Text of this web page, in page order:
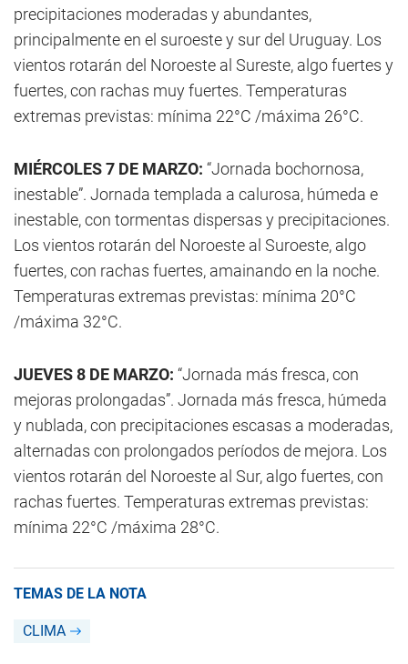
precipitaciones moderadas y abundantes,
principalmente en el suroeste y sur del Uruguay. Los
vientos rotarán del Noroeste al Sureste, algo fuertes y
fuertes, con rachas muy fuertes. Temperaturas
extremas previstas: mínima 22°C /máxima 26°C.
MIÉRCOLES 7 DE MARZO: “Jornada bochornosa,
inestable”. Jornada templada a calurosa, húmeda e
inestable, con tormentas dispersas y precipitaciones.
Los vientos rotarán del Noroeste al Suroeste, algo
fuertes, con rachas fuertes, amainando en la noche.
Temperaturas extremas previstas: mínima 20°C
/máxima 32°C.
JUEVES 8 DE MARZO: “Jornada más fresca, con
mejoras prolongadas”. Jornada más fresca, húmeda
y nublada, con precipitaciones escasas a moderadas,
alternadas con prolongados períodos de mejora. Los
vientos rotarán del Noroeste al Sur, algo fuertes, con
rachas fuertes. Temperaturas extremas previstas:
mínima 22°C /máxima 28°C.
TEMAS DE LA NOTA
CLIMA